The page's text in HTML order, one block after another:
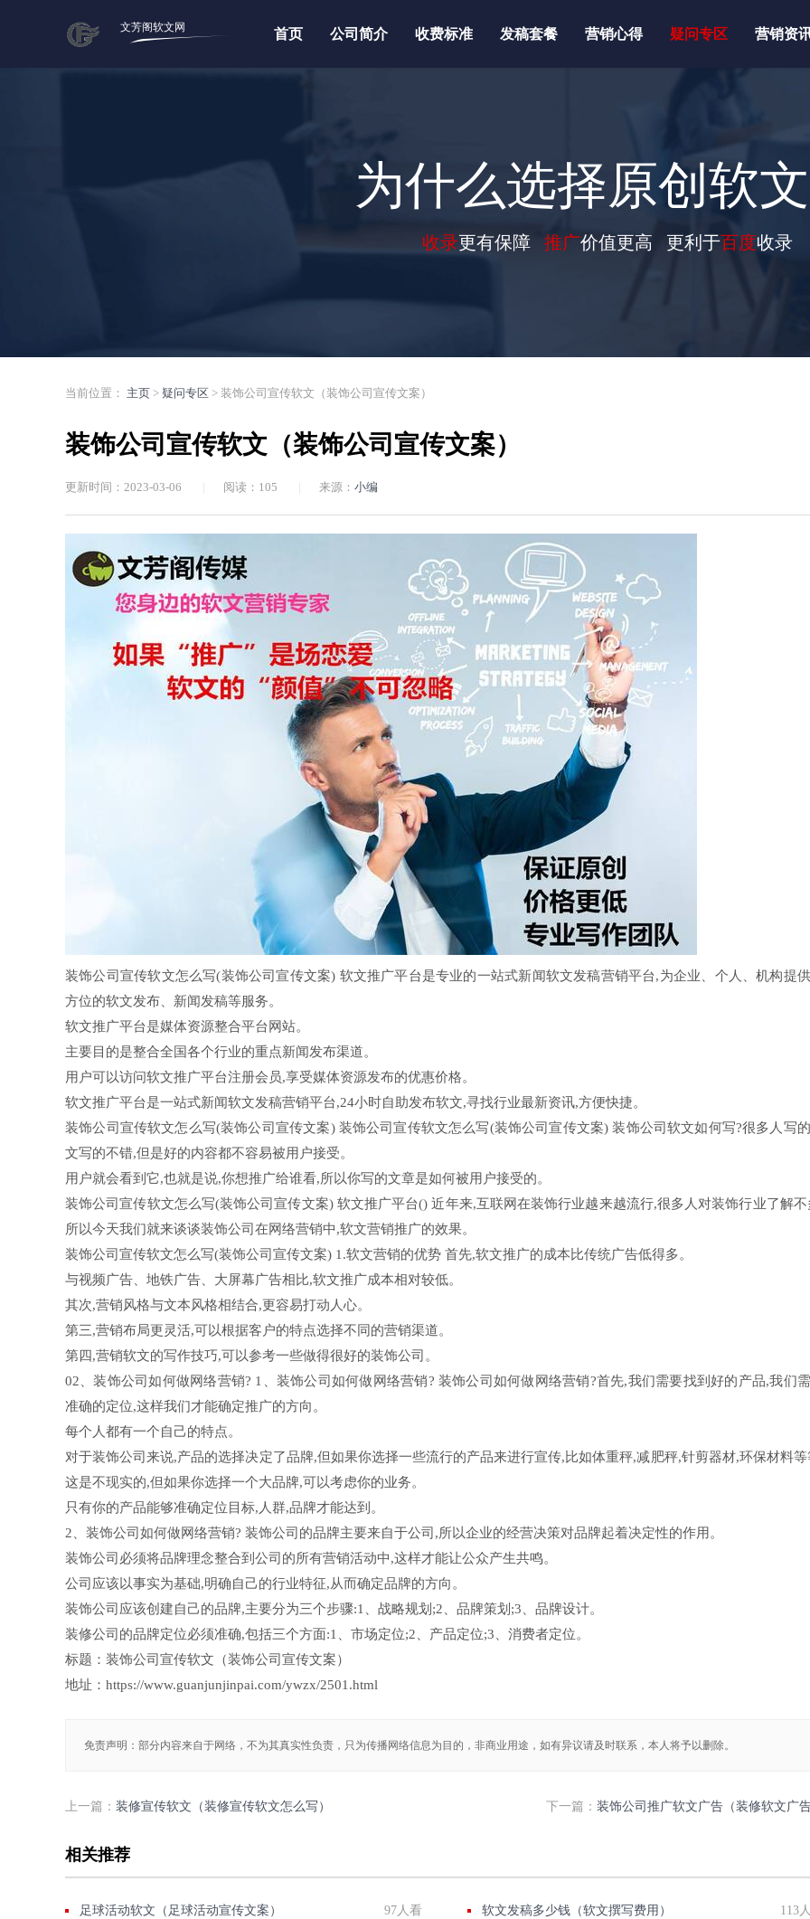
文芳阁软文网 首页 公司简介 收费标准 发稿套餐 营销心得 疑问专区 营销资
为什么选择原创软
收录更有保障 推广价值更高 更利于百度收录
当前位置： 主页 > 疑问专区 > 装饰公司宣传软文（装饰公司宣传文案）
装饰公司宣传软文（装饰公司宣传文案）
更新时间：2023-03-06 阅读： 105 来源： 小编
装饰公司宣传软文怎么写(装饰公司宣传文案) 软文推广平台是专业的一站式新闻软文发稿营销平台,为企业、个人、机构提
方位的软文发布、新闻发稿等服务。
软文推广平台是媒体资源整合平台网站。
主要目的是整合全国各个行业的重点新闻发布渠道。
用户可以访问软文推广平台注册会员,享受媒体资源发布的优惠价格。
软文推广平台是一站式新闻软文发稿营销平台,24小时自助发布软文,寻找行业最新资讯,方便快捷。
装饰公司宣传软文怎么写(装饰公司宣传文案) 装饰公司宣传软文怎么写(装饰公司宣传文案) 装饰公司软文如何写?很多人写
文写的不错,但是好的内容都不容易被用户接受。
用户就会看到它,也就是说,你想推广给谁看,所以你写的文章是如何被用户接受的。
装饰公司宣传软文怎么写(装饰公司宣传文案) 软文推广平台() 近年来,互联网在装饰行业越来越流行,很多人对装饰行业了解不
所以今天我们就来谈谈装饰公司在网络营销中,软文营销推广的效果。
装饰公司宣传软文怎么写(装饰公司宣传文案) 1.软文营销的优势 首先,软文推广的成本比传统广告低得多。
与视频广告、地铁广告、大屏幕广告相比,软文推广成本相对较低。
其次,营销风格与文本风格相结合,更容易打动人心。
第三,营销布局更灵活,可以根据客户的特点选择不同的营销渠道。
第四,营销软文的写作技巧,可以参考一些做得很好的装饰公司。
02、装饰公司如何做网络营销? 1、装饰公司如何做网络营销? 装饰公司如何做网络营销?首先,我们需要找到好的产品,我们
准确的定位,这样我们才能确定推广的方向。
每个人都有一个自己的特点。
对于装饰公司来说,产品的选择决定了品牌,但如果你选择一些流行的产品来进行宣传,比如体重秤,减肥秤,针剪器材,环保材料等
这是不现实的,但如果你选择一个大品牌,可以考虑你的业务。
只有你的产品能够准确定位目标,人群,品牌才能达到。
2、装饰公司如何做网络营销? 装饰公司的品牌主要来自于公司,所以企业的经营决策对品牌起着决定性的作用。
装饰公司必须将品牌理念整合到公司的所有营销活动中,这样才能让公众产生共鸣。
公司应该以事实为基础,明确自己的行业特征,从而确定品牌的方向。
装饰公司应该创建自己的品牌,主要分为三个步骤:1、战略规划;2、品牌策划;3、品牌设计。
装修公司的品牌定位必须准确,包括三个方面:1、市场定位;2、产品定位;3、消费者定位。
标题：装饰公司宣传软文（装饰公司宣传文案）
地址：https://www.guanjunjinpai.com/ywzx/2501.html
免责声明：部分内容来自于网络，不为其真实性负责，只为传播网络信息为目的，非商业用途，如有异议请及时联系，本人将予以删除。
上一篇： 装修宣传软文（装修宣传软文怎么写） 下一篇： 装饰公司推广软文广告（装修软文广告
相关推荐
足球活动软文（足球活动宣传文案） 97人看 软文发稿多少钱（软文撰写费用） 113